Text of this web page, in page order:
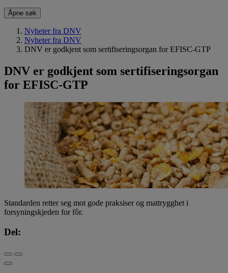
Åpne søk
Nyheter fra DNV
Nyheter fra DNV
DNV er godkjent som sertifiseringsorgan for EFISC-GTP
DNV er godkjent som sertifiseringsorgan
for EFISC-GTP
Standarden retter seg mot gode praksiser og mattrygghet i
forsyningskjeden for fôr.
Del: